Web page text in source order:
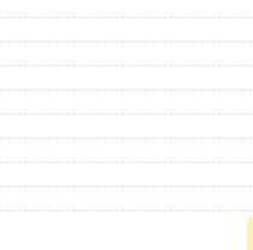
новые модели